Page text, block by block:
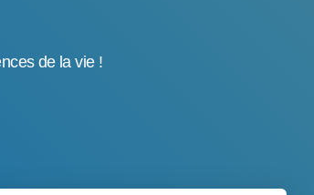
de la vie !